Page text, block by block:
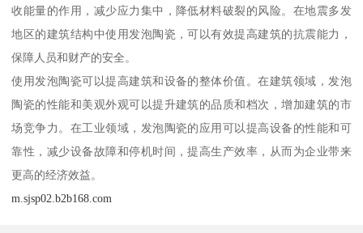
收能量的作用，减少应力集中，降低材料破裂的风险。在地震多发
地区的建筑结构中使用发泡陶瓷，可以有效提高建筑的抗震能力，
保障人员和财产的安全。
使用发泡陶瓷可以提高建筑和设备的整体价值。在建筑领域，发泡
陶瓷的性能和美观外观可以提升建筑的品质和档次，增加建筑的市
场竞争力。在工业领域，发泡陶瓷的应用可以提高设备的性能和可
靠性，减少设备故障和停机时间，提高生产效率，从而为企业带来
更高的经济效益。
m.sjsp02.b2b168.com